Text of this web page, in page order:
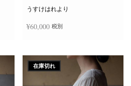
うすけはれより
¥60,000 税別
在庫切れ